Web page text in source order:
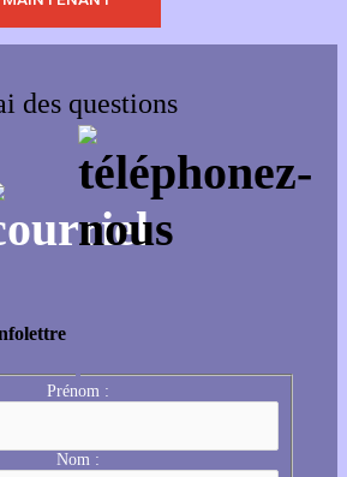
des questions
Prénom :
Nom :